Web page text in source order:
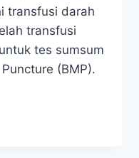
transfusi darah
transfusi
tes sumsum
(BMP).